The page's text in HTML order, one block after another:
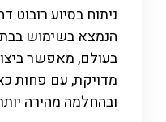
ניתוח בסיוע רובוט
הנמצא בשימוש
בעולם, מאפשר
מדויקת, עם פחות
ובהחלמה מהירה